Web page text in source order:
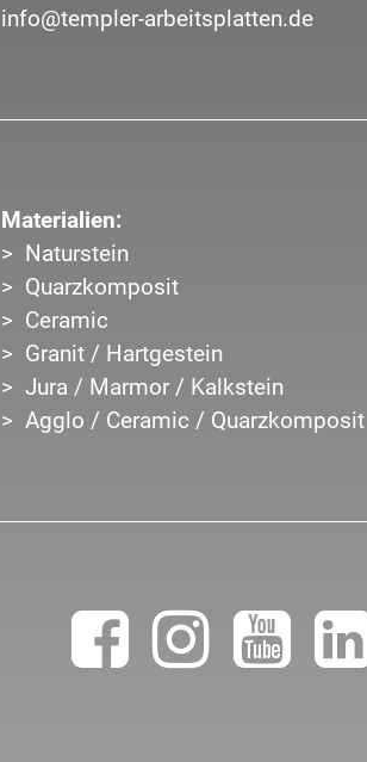
info@templer-arbeitsplatten.de
Materialien:
Naturstein
Quarzkomposit
Ceramic
Granit / Hartgestein
Jura / Marmor / Kalkstein
Agglo / Ceramic / Quarzkomposit